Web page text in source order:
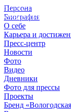
Персона
Биография
О себе
Карьера и
Пресс-центр
Новости
Фото
Видео
Дневники
Фото для прессы
Проекты
Бренд
© 2012 - 2023,
КУВШИННИКОВ